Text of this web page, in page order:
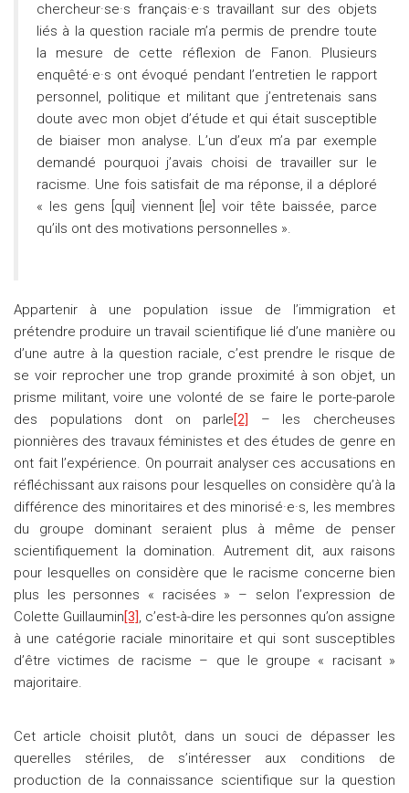
chercheur·se·s français·e·s travaillant sur des objets
liés à la question raciale m’a permis de prendre toute
la mesure de cette réflexion de Fanon. Plusieurs
enquêté·e·s ont évoqué pendant l’entretien le rapport
personnel, politique et militant que j’entretenais sans
doute avec mon objet d’étude et qui était susceptible
de biaiser mon analyse. L’un d’eux m’a par exemple
demandé pourquoi j’avais choisi de travailler sur le
racisme. Une fois satisfait de ma réponse, il a déploré
« les gens [qui] viennent [le] voir tête baissée, parce
qu’ils ont des motivations personnelles ».
Appartenir à une population issue de l’immigration et
prétendre produire un travail scientifique lié d’une manière ou
d’une autre à la question raciale, c’est prendre le risque de
se voir reprocher une trop grande proximité à son objet, un
prisme militant, voire une volonté de se faire le porte-parole
des populations dont on parle[2]
– les chercheuses
pionnières des travaux féministes et des études de genre en
ont fait l’expérience. On pourrait analyser ces accusations en
réfléchissant aux raisons pour lesquelles on considère qu’à la
différence des minoritaires et des minorisé·e·s, les membres
du groupe dominant seraient plus à même de penser
scientifiquement la domination. Autrement dit, aux raisons
pour lesquelles on considère que le racisme concerne bien
plus les personnes « racisées » – selon l’expression de
Colette Guillaumin[3], c’est-à-dire les personnes qu’on assigne
à une catégorie raciale minoritaire et qui sont susceptibles
d’être victimes de racisme – que le groupe « racisant »
majoritaire.
Cet article choisit plutôt, dans un souci de dépasser les
querelles stériles, de s’intéresser aux conditions de
production de la connaissance scientifique sur la question